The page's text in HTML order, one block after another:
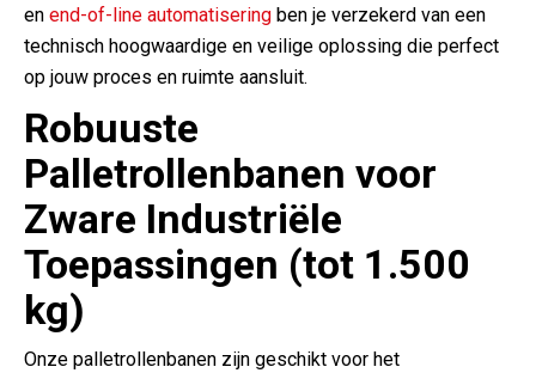
en end-of-line automatisering ben je verzekerd van een
technisch hoogwaardige en veilige oplossing die perfect
op jouw proces en ruimte aansluit.
Robuuste
Palletrollenbanen voor
Zware Industriële
Toepassingen (tot 1.500
kg)
Onze palletrollenbanen zijn geschikt voor het